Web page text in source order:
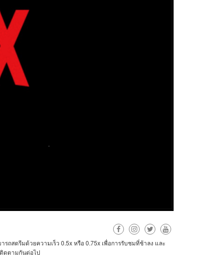
ารถสตรีมด้วยความเร็ว 0.5x หรือ 0.75x เพื่อการรับชมที่ช้าลง และ
ดตามกันต่อไป